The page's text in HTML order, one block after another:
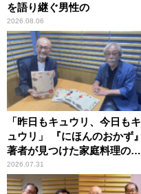
を語り継ぐ男性の
2026.08.06
「昨日もキュウリ、今日もキ
ュウリ」 『にほんのおかず』
著者が見つけた家庭料理の知
恵
2026.07.31